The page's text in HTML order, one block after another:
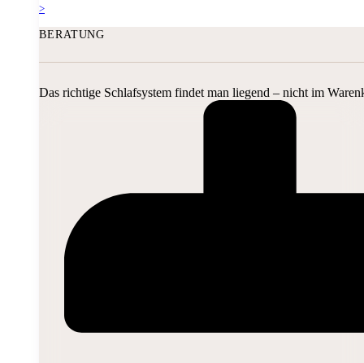
>
BERATUNG
Das richtige Schlafsystem findet man liegend – nicht im